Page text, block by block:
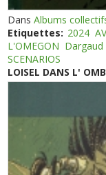
DansAlbums
Etiquettes: 2024
L'OMEGON Dargaud
SCENARIOS
LOISEL DANS L'